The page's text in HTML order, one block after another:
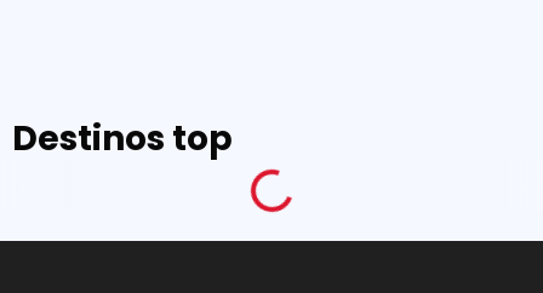
Destinos top